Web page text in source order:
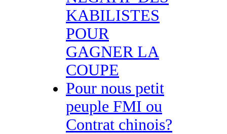
KABILISTES
POUR
GAGNER LA
COUPE
Pour nous petit
peuple FMI ou
Contrat chinois?